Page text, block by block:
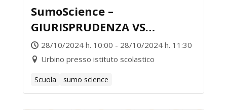
SumoScience –
GIURISPRUDENZA VS
ECONOMIA E POLITICA
28/10/2024 h. 10:00 - 28/10/2024 h. 11:30
Urbino presso istituto scolastico
Scuola sumo science